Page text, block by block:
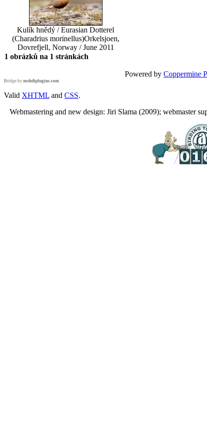
Kulík hnědý / Eurasian Dotterel
(Charadrius morinellus)Orkelsjoen,
Dovrefjell, Norway / June 2011
1 obrázků na 1 stránkách
Powered by Coppermine
Bridge by mehdiplugins.com
Valid XHTML and CSS.
Webmastering and new design: Jiri Slama (2009); webmaster